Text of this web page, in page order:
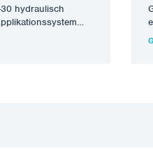
30 hydraulisch
Gießen von PUR-